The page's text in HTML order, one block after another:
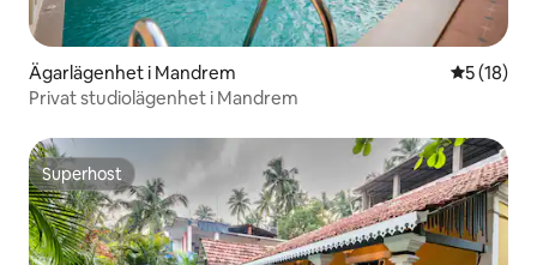
Ägarlägenhet i Mandrem 5 av 5 i
5 (18)
Privat studiolägenhet i Mandrem
Superhost
Superhost